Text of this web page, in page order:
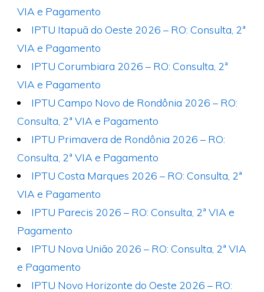
VIA e Pagamento
IPTU Itapuã do Oeste 2026 – RO: Consulta, 2ª
VIA e Pagamento
IPTU Corumbiara 2026 – RO: Consulta, 2ª
VIA e Pagamento
IPTU Campo Novo de Rondônia 2026 – RO:
Consulta, 2ª VIA e Pagamento
IPTU Primavera de Rondônia 2026 – RO:
Consulta, 2ª VIA e Pagamento
IPTU Costa Marques 2026 – RO: Consulta, 2ª
VIA e Pagamento
IPTU Parecis 2026 – RO: Consulta, 2ª VIA e
Pagamento
IPTU Nova União 2026 – RO: Consulta, 2ª VIA
e Pagamento
IPTU Novo Horizonte do Oeste 2026 – RO: